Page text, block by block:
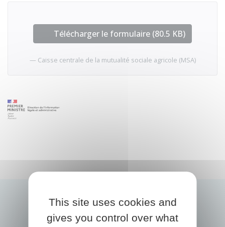
Télécharger le formulaire (80.5 KB)
Caisse centrale de la mutualité sociale agricole (MSA)
This site uses cookies and
gives you control over what